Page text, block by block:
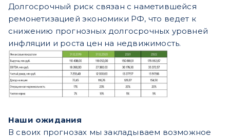
Долгосрочный риск связан с наметившейся
ремонетизацией экономики РФ, что ведет к
снижению прогнозных долгосрочных уровней
инфляции и роста цен на недвижимость.
Наши ожидания
В своих прогнозах мы закладываем возможное